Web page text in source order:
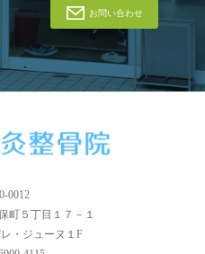
お問い合わせ
0012
町５丁目１７－１
・ジューヌ１F